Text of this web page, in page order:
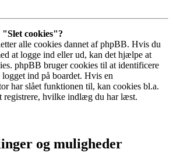
cookies"?
alle cookies dannet af phpBB. Hvis du
at logge ind eller ud, kan det hjælpe at
phpBB bruger cookies til at identificere
ind på boardet. Hvis en
har slået funktionen til, kan cookies bl.a.
registrere, hvilke indlæg du har læst.
og muligheder